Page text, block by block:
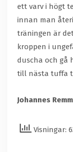
ett varv i högt
innan man
träningen är
kroppen i
duscha och gå
till nästa tuffa
Johannes
Visningar: